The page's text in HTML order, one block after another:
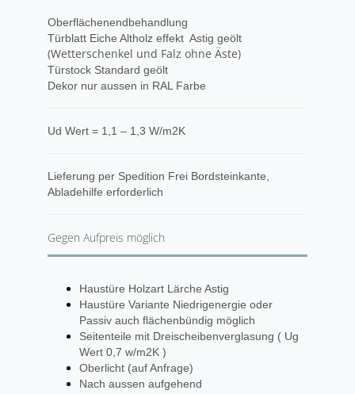
Oberflächenendbehandlung
Türblatt Eiche Altholz effekt Astig geölt
(Wetterschenkel und Falz ohne Äste)
Türstock Standard geölt
Dekor nur aussen in RAL Farbe
Ud Wert = 1,1 – 1,3 W/m2K
​Lieferung per Spedition Frei Bordsteinkante,
Abladehilfe erforderlich
Gegen Aufpreis möglich
Haustüre Holzart Lärche Astig
Haustüre Variante Niedrigenergie oder
Passiv auch flächenbündig möglich
Seitenteile mit Dreischeibenverglasung ( Ug
Wert 0,7 w/m2K )
Oberlicht (auf Anfrage)
Nach aussen aufgehend